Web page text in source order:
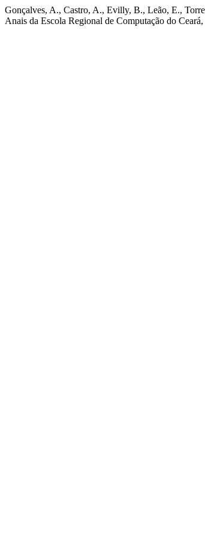
Gonçalves, A., Castro, A., Evilly, B., Leão, E.,
Anais da Escola Regional de Computação do